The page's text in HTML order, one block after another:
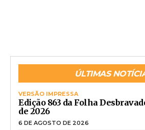
ÚLTIMAS
VERSÃO IMPRESSA
Edição 863 da Folha
de 2026
6 DE AGOSTO DE 2026